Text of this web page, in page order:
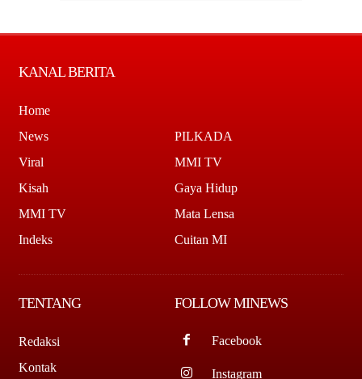
KANAL BERITA
Home
News
Viral
Kisah
MMI TV
Indeks
PILKADA
MMI TV
Gaya Hidup
Mata Lensa
Cuitan MI
TENTANG
Redaksi
Kontak
FOLLOW MINEWS
Facebook
Instagram